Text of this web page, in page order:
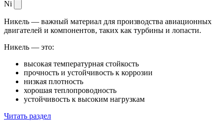
Ni
Никель — важный материал для производства авиационных
двигателей и компонентов, таких как турбины и лопасти.
Никель — это:
высокая температурная стойкость
прочность и устойчивость к коррозии
низкая плотность
хорошая теплопроводность
устойчивость к высоким нагрузкам
Читать раздел